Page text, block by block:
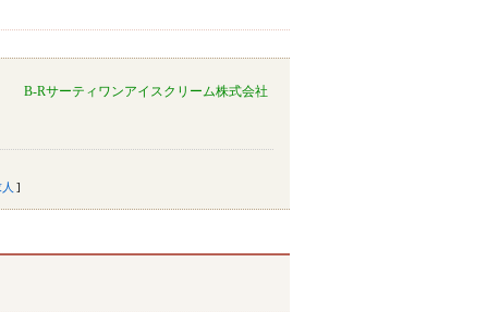
B-Rサーティワンアイスクリーム株式会社